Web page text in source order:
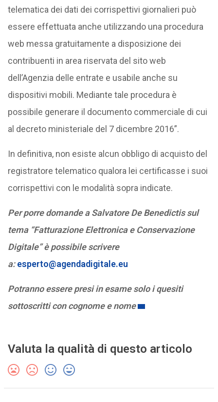
telematica dei dati dei corrispettivi giornalieri può
essere effettuata anche utilizzando una procedura
web messa gratuitamente a disposizione dei
contribuenti in area riservata del sito web
dell’Agenzia delle entrate e usabile anche su
dispositivi mobili. Mediante tale procedura è
possibile generare il documento commerciale di cui
al decreto ministeriale del 7 dicembre 2016”.
In definitiva, non esiste alcun obbligo di acquisto del
registratore telematico qualora lei certificasse i suoi
corrispettivi con le modalità sopra indicate.
Per porre domande a Salvatore De Benedictis sul
tema “Fatturazione Elettronica e Conservazione
Digitale” è possibile scrivere
a:esperto@agendadigitale.eu
Potranno essere presi in esame solo i quesiti
sottoscritti con cognome e nome
Valuta la qualità di questo articolo